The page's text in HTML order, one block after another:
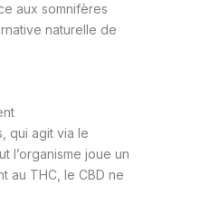
aux somnifères
naturelle de
qui agit via le
l’organisme joue un
au THC, le CBD ne